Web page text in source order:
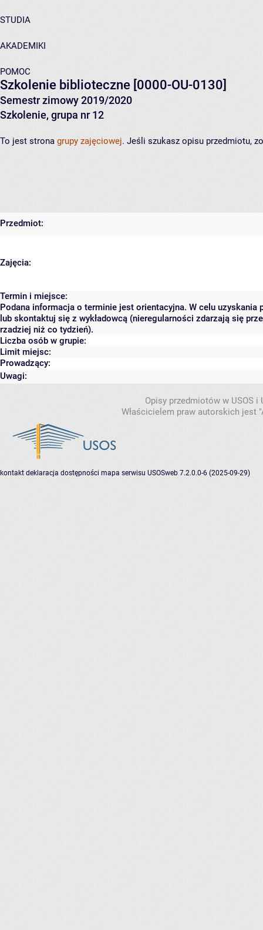
STUDIA
AKADEMIKI
POMOC
Szkolenie biblioteczne [0000-OU-0130]
Semestr zimowy 2019/2020
Szkolenie, grupa nr 12
To jest strona grupy zajęciowej. Jeśli szukasz opisu przedmiotu,
Przedmiot:
Zajęcia:
Termin i miejsce:
Podana informacja o terminie jest orientacyjna. W celu
lub skontaktuj się z wykładowcą (nieregularności zdarzają się
rzadziej niż co tydzień).
Liczba osób w grupie:
Limit miejsc:
Prowadzący:
Uwagi:
Opisy przedmiotów w USOS
Właścicielem praw autorskich jest
kontakt deklaracja dostępności mapa serwisu USOSweb 7.2.0.0-6 (2025-09-29)